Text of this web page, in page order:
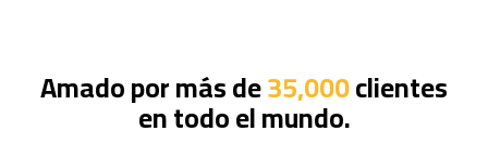
Amado por más de35,000clientes
en todo el mundo.